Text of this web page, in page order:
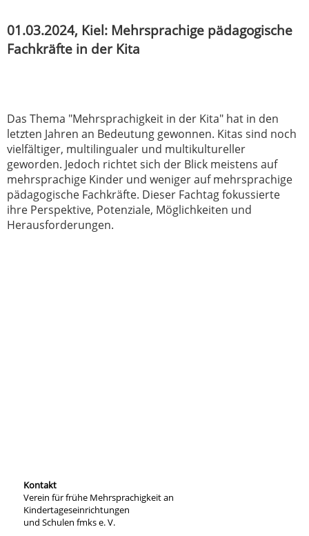
01.03.2024, Kiel: Mehrsprachige pädagogische
Fachkräfte in der Kita
Das Thema "Mehrsprachigkeit in der Kita" hat in den
letzten Jahren an Bedeutung gewonnen. Kitas sind noch
vielfältiger, multilingualer und multikultureller
geworden. Jedoch richtet sich der Blick meistens auf
mehrsprachige Kinder und weniger auf mehrsprachige
pädagogische Fachkräfte. Dieser Fachtag fokussierte
ihre Perspektive, Potenziale, Möglichkeiten und
Herausforderungen.
Kontakt
Verein für frühe Mehrsprachigkeit an
Kindertageseinrichtungen
und Schulen fmks e. V.